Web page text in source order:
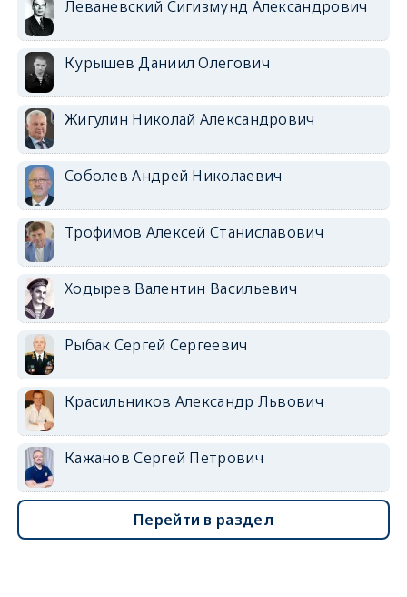
Леваневский Сигизмунд Александрович
Курышев Даниил Олегович
Жигулин Николай Александрович
Соболев Андрей Николаевич
Трофимов Алексей Станиславович
Ходырев Валентин Васильевич
Рыбак Сергей Сергеевич
Красильников Александр Львович
Кажанов Сергей Петрович
Перейти в раздел